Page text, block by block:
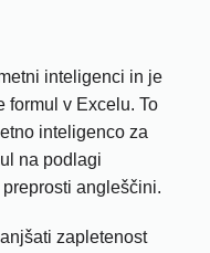
inteligenci in je
formul v Excelu. To
inteligenco za
na podlagi
angleščini.
zapletenost